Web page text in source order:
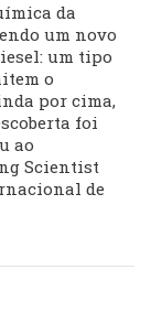
da
um novo
um tipo
o
por cima,
foi
ao
Scientist
de